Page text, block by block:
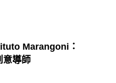
Marangoni：
意導師